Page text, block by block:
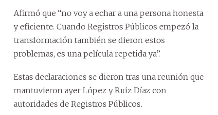
Afirmó que “no voy a echar a una persona honesta
y eficiente. Cuando Registros Públicos empezó la
transformación también se dieron estos
problemas, es una película repetida ya”.
Estas declaraciones se dieron tras una reunión que
mantuvieron ayer López y Ruiz Díaz con
autoridades de Registros Públicos.